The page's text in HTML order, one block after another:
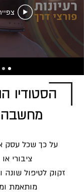
הסטודיו
מחשבה
על כך שכל עסק
ציבורי
זקוק לטיפול
מותאמת